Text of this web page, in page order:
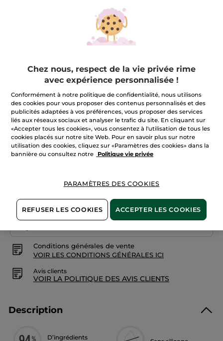
Shampooing Traitant Anti-Pelliculaire
Sans Sulfate
300 ml
4.6
★★★★★
★★★★★
4.6
5
étoiles.
Lire
avis
sur
Shampooing
Traitant
(935)AJOUTER UN AVIS
7,99 €
Quantité
AJOUTER AU PANIER
Paiement sécurisé
Conditions générales de vente
VOIR LES CONDITIONS GÉNÉRALES ICI
Avis clients
VOIR LA POLITIQUE DES AVIS CLIENTS
Description
D’ingrédients
Chez nous, respect de la vie privée rime
avec expérience personnalisée !
Conformément à notre politique de confidentialité, nous utilisons
des cookies pour vous proposer des contenus personnalisés et des
publicités adaptées à vos préférences, vous proposer des services
liés aux réseaux sociaux et analyser le trafic du site. En cliquant sur
«Accepter tous les cookies», vous consentez à l'utilisation de tous les
cookies placés sur notre site Web. Pour en savoir plus sur notre
utilisation des cookies, cliquez sur «Paramètres des cookies» dans la
bannière ou consultez notre
Politique vie privée
PARAMÈTRES DES COOKIES
REFUSER LES COOKIES ACCEPTER LES COOKIES